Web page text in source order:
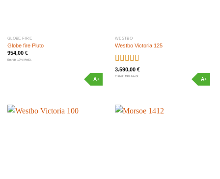
GLOBE FIRE
Globe fire Pluto
954,00 €
Enthält 19% MwSt.
A+
WESTBO
Westbo Victoria 125
Bewertet
mit5.00
3.590,00 €
Enthält 19% MwSt.
A+